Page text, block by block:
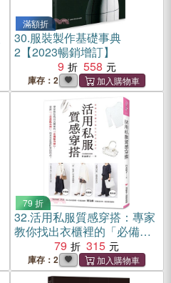
滿額折
30.服裝製作基礎事典
2【2023暢銷增訂】
9
558
庫存：2
79 折
32.活用私服質感穿搭：專家
教你找出衣櫃裡的「必備配
角服」，掌握「三色搭配法
則」，用基本款就能穿出時
尚！
79 315
庫存：2